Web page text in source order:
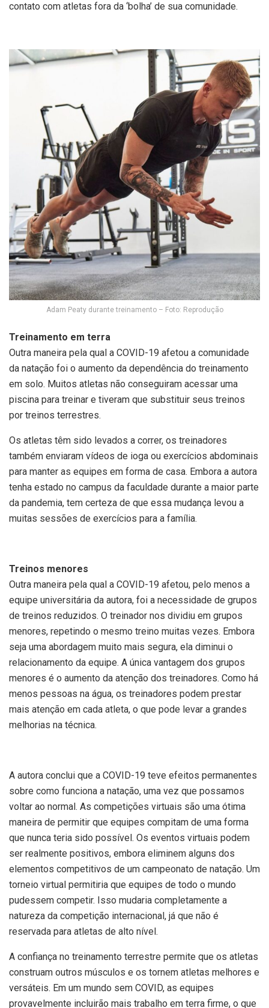
contato com atletas fora da ‘bolha’ de sua comunidade.
Adam Peaty durante treinamento – Foto: Reprodução
Treinamento em terra
Outra maneira pela qual a COVID-19 afetou a comunidade
da natação foi o aumento da dependência do treinamento
em solo. Muitos atletas não conseguiram acessar uma
piscina para treinar e tiveram que substituir seus treinos
por treinos terrestres.
Os atletas têm sido levados a correr, os treinadores
também enviaram vídeos de ioga ou exercícios abdominais
para manter as equipes em forma de casa. Embora a autora
tenha estado no campus da faculdade durante a maior parte
da pandemia, tem certeza de que essa mudança levou a
muitas sessões de exercícios para a família.
Treinos menores
Outra maneira pela qual a COVID-19 afetou, pelo menos a
equipe universitária da autora, foi a necessidade de grupos
de treinos reduzidos. O treinador nos dividiu em grupos
menores, repetindo o mesmo treino muitas vezes. Embora
seja uma abordagem muito mais segura, ela diminui o
relacionamento da equipe. A única vantagem dos grupos
menores é o aumento da atenção dos treinadores. Como há
menos pessoas na água, os treinadores podem prestar
mais atenção em cada atleta, o que pode levar a grandes
melhorias na técnica.
A autora conclui que a COVID-19 teve efeitos permanentes
sobre como funciona a natação, uma vez que possamos
voltar ao normal. As competições virtuais são uma ótima
maneira de permitir que equipes compitam de uma forma
que nunca teria sido possível. Os eventos virtuais podem
ser realmente positivos, embora eliminem alguns dos
elementos competitivos de um campeonato de natação. Um
torneio virtual permitiria que equipes de todo o mundo
pudessem competir. Isso mudaria completamente a
natureza da competição internacional, já que não é
reservada para atletas de alto nível.
A confiança no treinamento terrestre permite que os atletas
construam outros músculos e os tornem atletas melhores e
versáteis. Em um mundo sem COVID, as equipes
provavelmente incluirão mais trabalho em terra firme, o que